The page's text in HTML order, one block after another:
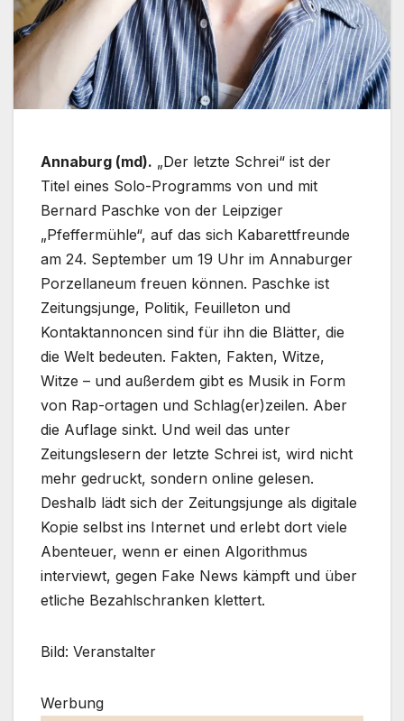
Annaburg (md). „Der letzte Schrei“ ist der
Titel eines Solo-Programms von und mit
Bernard Paschke von der Leipziger
„Pfeffermühle“, auf das sich Kabarettfreunde
am 24. September um 19 Uhr im Annaburger
Porzellaneum freuen können. Paschke ist
Zeitungsjunge, Politik, Feuilleton und
Kontaktannoncen sind für ihn die Blätter, die
die Welt bedeuten. Fakten, Fakten, Witze,
Witze – und außerdem gibt es Musik in Form
von Rap-ortagen und Schlag(er)zeilen. Aber
die Auflage sinkt. Und weil das unter
Zeitungslesern der letzte Schrei ist, wird nicht
mehr gedruckt, sondern online gelesen.
Deshalb lädt sich der Zeitungsjunge als digitale
Kopie selbst ins Internet und erlebt dort viele
Abenteuer, wenn er einen Algorithmus
interviewt, gegen Fake News kämpft und über
etliche Bezahlschranken klettert.
Bild: Veranstalter
Werbung